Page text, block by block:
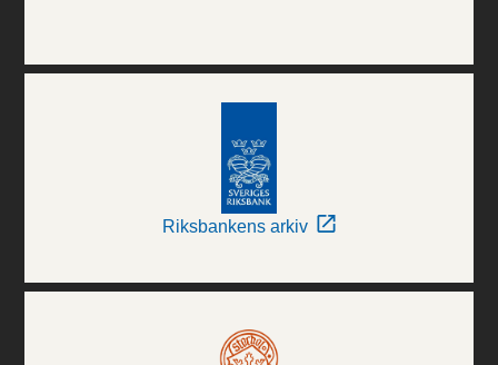
Riksbankens arkiv